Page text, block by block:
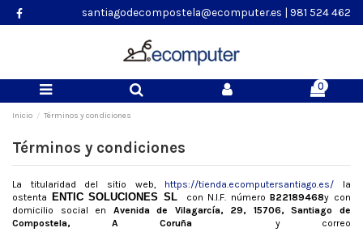
santiagodecompostela@ecomputer.es | 981 524 462
0
Inicio Términos y condiciones
Términos y condiciones
La titularidad del sitio web, https://tienda.ecomputersantiago.es/ la
ostenta
ENTIC SOLUCIONES SL con N.I.F. númeroB22189468y con
domicilio social en Avenida de Vilagarcía, 29, 15706, Santiago de
Compostela, A Coruña
y correo